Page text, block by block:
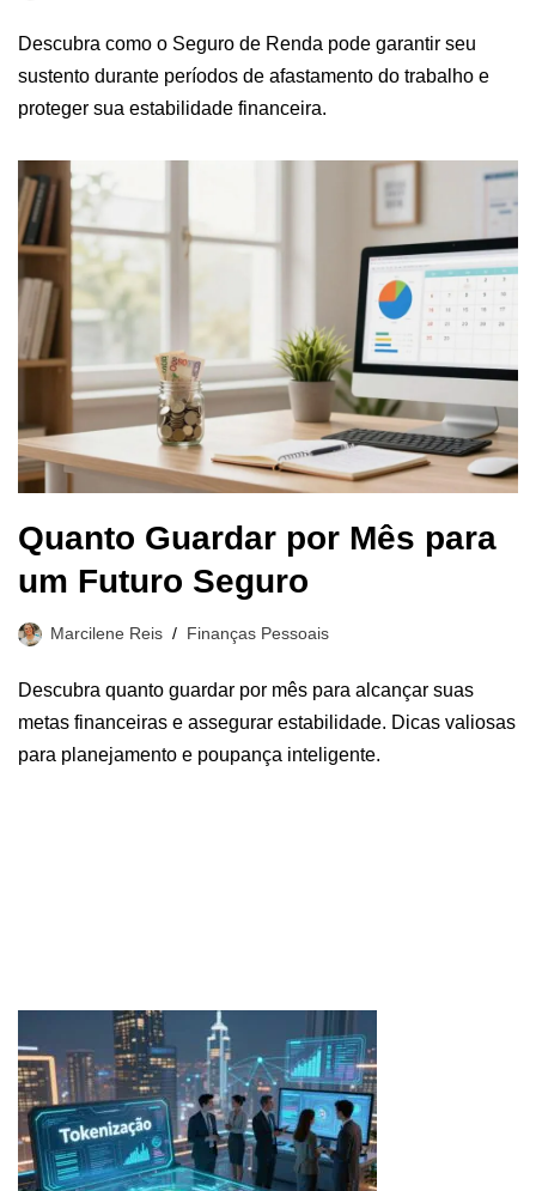
Descubra como o Seguro de Renda pode garantir seu
sustento durante períodos de afastamento do trabalho e
proteger sua estabilidade financeira.
Quanto Guardar por Mês para
um Futuro Seguro
Marcilene Reis Finanças Pessoais
Descubra quanto guardar por mês para alcançar suas
metas financeiras e assegurar estabilidade. Dicas valiosas
para planejamento e poupança inteligente.